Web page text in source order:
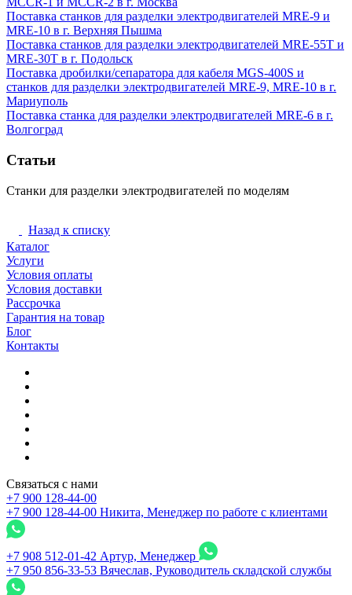
Поставка станков для разделки электродвигателей MRE-9 и
MRE-10 в г. Верхняя Пышма
Поставка станков для разделки электродвигателей MRE-55T и
MRE-30T в г. Подольск
Поставка дробилки/сепаратора для кабеля MGS-400S и
станков для разделки электродвигателей MRE-9, MRE-10 в г.
Мариуполь
Поставка станка для разделки электродвигателей MRE-6 в г.
Волгоград
Статьи
Станки для разделки электродвигателей по моделям
Назад к списку
Каталог
Услуги
Условия оплаты
Условия доставки
Рассрочка
Гарантия на товар
Блог
Контакты
Связаться с нами
+7 900 128-44-00
+7 900 128-44-00 Никита, Менеджер по работе с клиентами
+7 908 512-01-42 Артур, Менеджер
+7 950 856-33-53 Вячеслав, Руководитель складской службы